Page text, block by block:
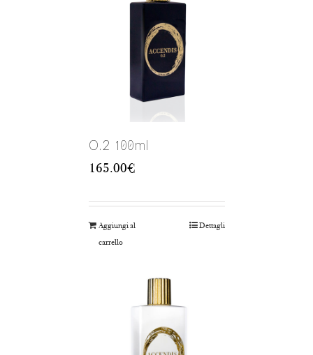
O.2 100ml
165.00€
Aggiungi al
carrello
Dettagli